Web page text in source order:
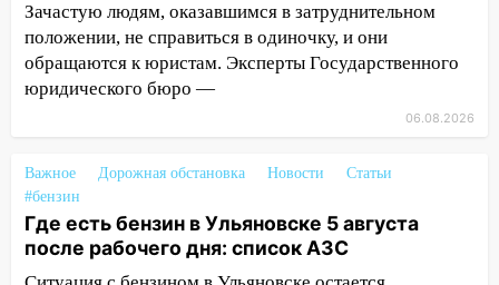
16:12 Едва не перерезал горло: в
Вешкайме посиделки с судимым
знакомым закончились для женщины
перевернулась на мопеде и попала в
больницу
15:59 Ульяновец отдал более 14
миллионов рублей за криминальное
Зачастую людям, оказавшимся в затруднительном
положении, не справиться в одиночку, и они
обращаются к юристам. Эксперты Государственного
юридического бюро —
06.08.2026
Важное Дорожная обстановка Новости
Статьи
#бензин
Где есть бензин в Ульяновске 5 августа
после рабочего дня: список АЗС